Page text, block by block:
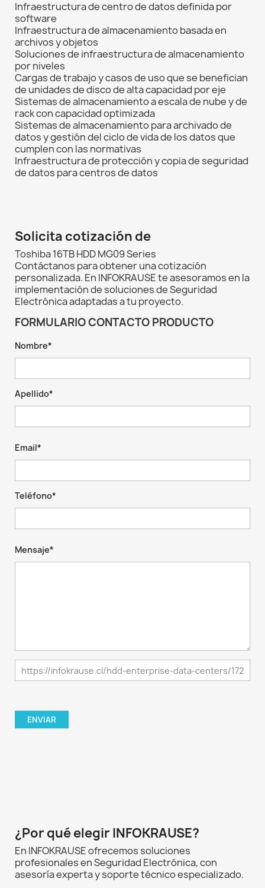
Infraestructura de centro de datos definida por
software
Infraestructura de almacenamiento basada en
archivos y objetos
Soluciones de infraestructura de almacenamiento
por niveles
Cargas de trabajo y casos de uso que se benefician
de unidades de disco de alta capacidad por eje
Sistemas de almacenamiento a escala de nube y de
rack con capacidad optimizada
Sistemas de almacenamiento para archivado de
datos y gestión del ciclo de vida de los datos que
cumplen con las normativas
Infraestructura de protección y copia de seguridad
de datos para centros de datos
Solicita cotización de
Toshiba 16TB HDD MG09 Series
Contáctanos para obtener una cotización
personalizada. En INFOKRAUSE te asesoramos en la
implementación de soluciones de Seguridad
Electrónica adaptadas a tu proyecto.
FORMULARIO CONTACTO PRODUCTO
Nombre*
Apellido*
Email*
Teléfono*
Mensaje*
¿Por qué elegir INFOKRAUSE?
En INFOKRAUSE ofrecemos soluciones
profesionales en Seguridad Electrónica, con
asesoría experta y soporte técnico especializado.